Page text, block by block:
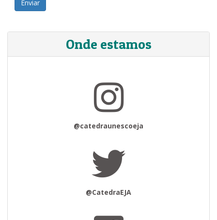
Enviar
Onde estamos
@catedraunescoeja
@CatedraEJA